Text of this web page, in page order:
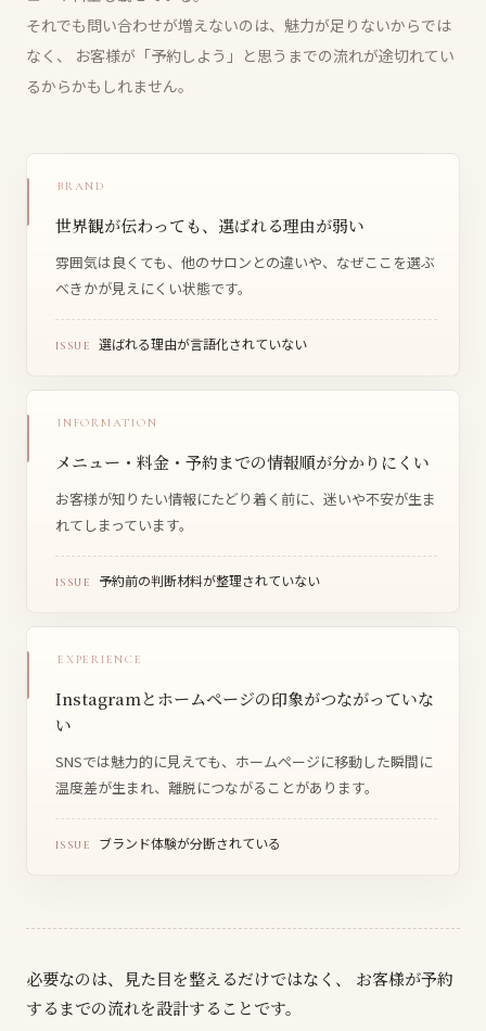
それでも問い合わせが増えないのは、魅力が足りないからでは
なく、
お客様が「予約しよう」と思うまでの流れが途切れてい
るからかもしれません。
BRAND
世界観が伝わっても、選ばれる理由が弱い
雰囲気は良くても、他のサロンとの違いや、なぜここを選ぶ
べきかが見えにくい状態です。
ISSUE 選ばれる理由が言語化されていない
INFORMATION
メニュー・料金・予約までの情報順が分かりにくい
お客様が知りたい情報にたどり着く前に、迷いや不安が生ま
れてしまっています。
ISSUE 予約前の判断材料が整理されていない
EXPERIENCE
Instagramとホームページの印象がつながっていな
い
SNSでは魅力的に見えても、ホームページに移動した瞬間に
温度差が生まれ、離脱につながることがあります。
ISSUE ブランド体験が分断されている
必要なのは、見た目を整えるだけではなく、
お客様が予約
するまでの流れを設計することです。